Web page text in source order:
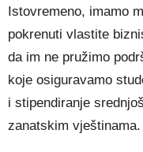
Istovremeno, imamo
pokrenuti vlastite
da im ne pružimo
koje osiguravamo
i stipendiranje
zanatskim vještinama.